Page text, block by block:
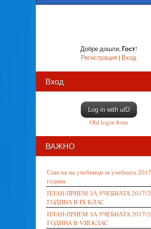
Добре дошли,Гост!
Регистрация| Вход
Вход
Log in with uID
Old login form
ВАЖНО
Списък на учебници за учебната
година
ПЛАН-ПРИЕМ ЗА УЧЕБНАТА 2017/
ГОДИНА В IX КЛАС
ПЛАН-ПРИЕМ ЗА УЧЕБНАТА 2017/
ГОДИНА В VIII КЛАС